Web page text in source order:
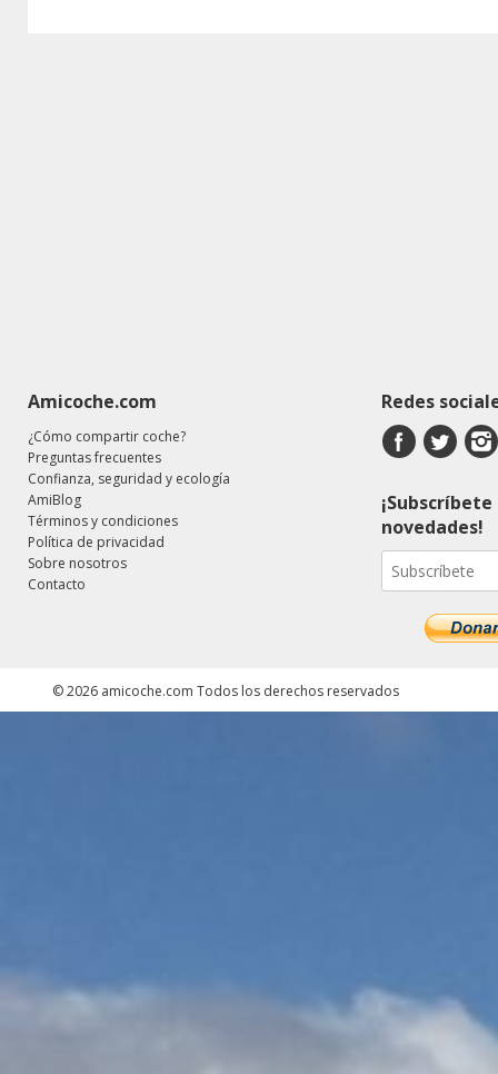
Amicoche.com
¿Cómo compartir coche?
Preguntas frecuentes
Confianza, seguridad y ecología
AmiBlog
Términos y condiciones
Política de privacidad
Sobre nosotros
Contacto
Redes
novedades!
©2026 amicoche.com Todos los derechos reservados